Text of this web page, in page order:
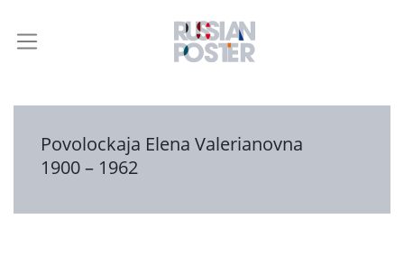
Povolockaja Elena Valerianovna
1900 – 1962